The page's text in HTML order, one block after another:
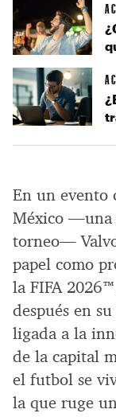
En un evento
México —una
torneo—
papel como
la FIFA
después en
ligada a la
de la capital
el futbol se
la que ruge